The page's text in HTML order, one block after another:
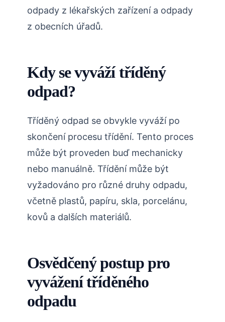
odpady z lékařských zařízení a odpady
z obecních úřadů.
Kdy se vyváží tříděný
odpad?
Tříděný odpad se obvykle vyváží po
skončení procesu třídění. Tento proces
může být proveden buď mechanicky
nebo manuálně. Třídění může být
vyžadováno pro různé druhy odpadu,
včetně plastů, papíru, skla, porcelánu,
kovů a dalších materiálů.
Osvědčený postup pro
vyvážení tříděného
odpadu